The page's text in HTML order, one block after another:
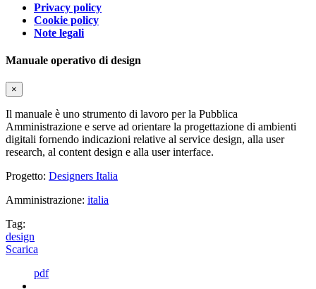
Privacy policy
Cookie policy
Note legali
Manuale operativo di design
×
Il manuale è uno strumento di lavoro per la Pubblica
Amministrazione e serve ad orientare la progettazione di ambienti
digitali fornendo indicazioni relative al service design, alla user
research, al content design e alla user interface.
Progetto: Designers Italia
Amministrazione: italia
Tag:
design
Scarica
pdf